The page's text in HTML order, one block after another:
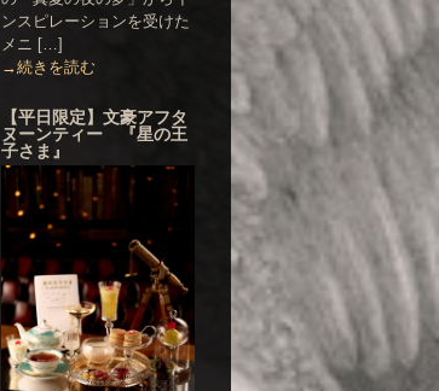
ンスピレーションを受けた
メニ […]
→続きを読む
【平日限定】文豪アフタ
ヌーンティー 『星の王
子さま』